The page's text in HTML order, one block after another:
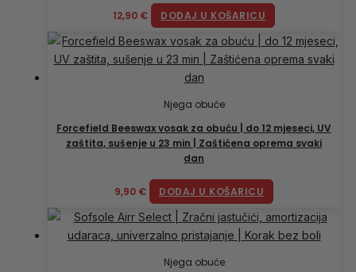
12,90 € DODAJ U KOŠARICU
Njega obuće
Forcefield Beeswax vosak za obuću | do 12 mjeseci, UV
zaštita, sušenje u 23 min | Zaštićena oprema svaki
dan
9,90 € DODAJ U KOŠARICU
Njega obuće